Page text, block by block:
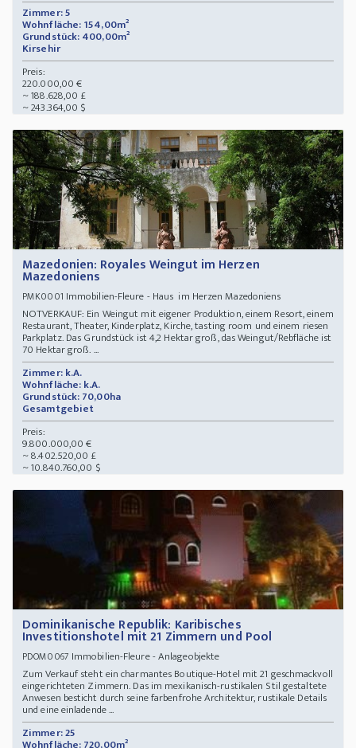
Zimmer: 5
Wohnfläche: 154,00m²
Grundstück: 400,00m²
Kirsehir
Preis:
220.000,00 €
~ 188.628,00 £
~ 243.364,00 $
Mazedonien: Royales Weingut im Herzen
Mazedoniens
PMK0001 Immobilien-Fleure - Haus im Herzen Mazedoniens
NOTVERKAUF: Ein Weingut mit eigener Produktion, einem Resort, einem
Restaurant, Theater, Kinderplatz, Kirche, tasting room und einem riesen
Parkplatz. Das Grundstück ist 4,2 Hektar groß, das Weingut/Rebfläche ist
70 Hektar groß. ...
Zimmer: k.A.
Wohnfläche: k.A.
Grundstück: 70,00ha
Gesamtgebiet
Preis:
9.800.000,00 €
~ 8.402.520,00 £
~ 10.840.760,00 $
Dominikanische Republik: Karibisches
Investitionshotel mit 21 Zimmern und Pool
PDOM0067 Immobilien-Fleure - Anlageobjekte
Zum Verkauf steht ein charmantes Boutique-Hotel mit 21 geschmackvoll
eingerichteten Zimmern. Das im mexikanisch-rustikalen Stil gestaltete
Anwesen besticht durch seine farbenfrohe Architektur, rustikale Details
und eine einladende ...
Zimmer: 25